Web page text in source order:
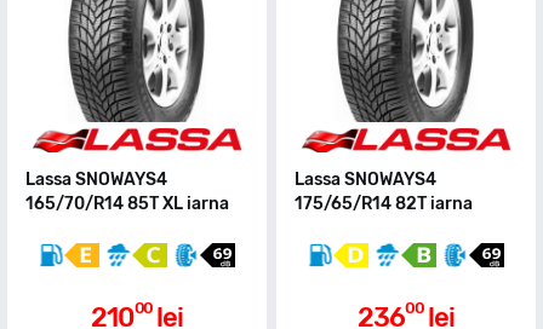
Lassa SNOWAYS4
165/70/R14 85T XL iarna
21000 lei
Lassa SNOWAYS4
175/65/R14 82T iarna
23600 lei